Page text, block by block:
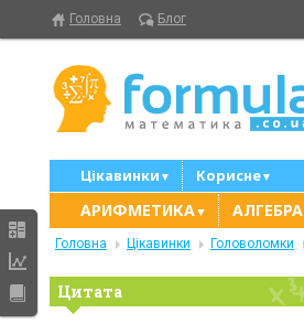
Головна Блог
Цікавинки ▼ Корисне▼
АРИФМЕТИКА▼ АЛГЕБРА
Головна Цікавинки Головоломки
Цитата